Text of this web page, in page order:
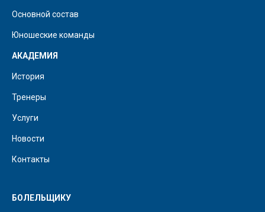
Основной состав
Юношеские команды
АКАДЕМИЯ
История
Тренеры
Услуги
Новости
Контакты
БОЛЕЛЬЩИКУ